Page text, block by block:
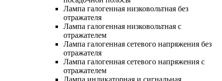
Лампа галогенная низковольтная без
отражателя
Лампа галогенная низковольтная с
отражателем
Лампа галогенная сетевого напряжения без
отражателя
Лампа галогенная сетевого напряжения с
отражателем
Лампа индикаторная и сигнальная